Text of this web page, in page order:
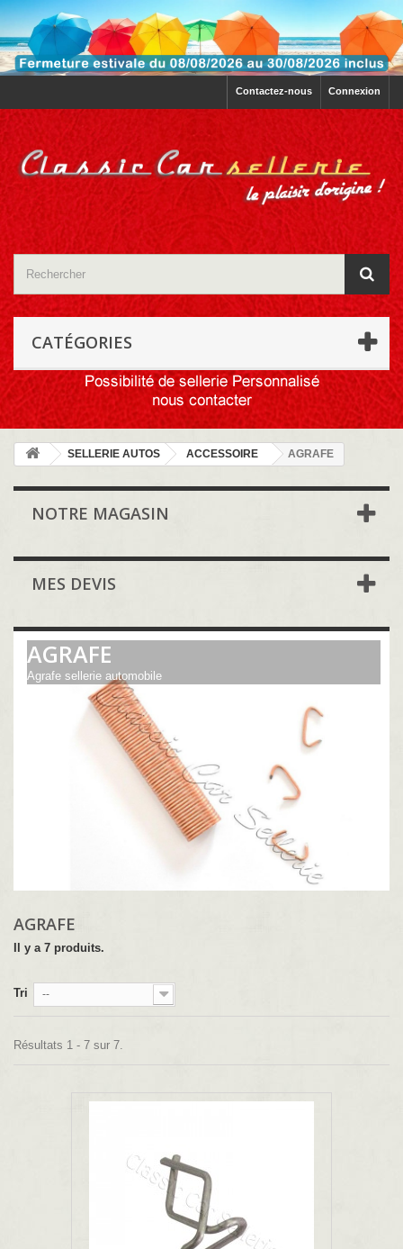
Connexion
Contactez-nous
CATÉGORIES
SELLERIE AUTOS ACCESSOIRE AGRAFE
NOTRE MAGASIN
MES DEVIS
AGRAFE
Agrafe sellerie automobile
AGRAFE
Il y a 7 produits.
Tri --
Résultats 1 - 7 sur 7.